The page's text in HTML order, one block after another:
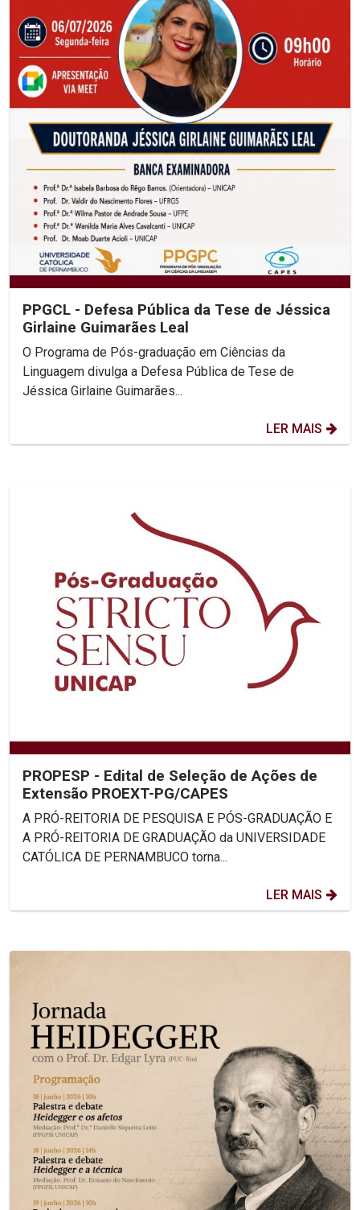
PPGCL - Defesa Pública da Tese de Jéssica
Girlaine Guimarães Leal
O Programa de Pós-graduação em Ciências da
Linguagem divulga a Defesa Pública de Tese de
Jéssica Girlaine Guimarães...
LER MAIS
PROPESP - Edital de Seleção de Ações de
Extensão PROEXT-PG/CAPES
A PRÓ-REITORIA DE PESQUISA E PÓS-GRADUAÇÃO E
A PRÓ-REITORIA DE GRADUAÇÃO da UNIVERSIDADE
CATÓLICA DE PERNAMBUCO torna...
LER MAIS